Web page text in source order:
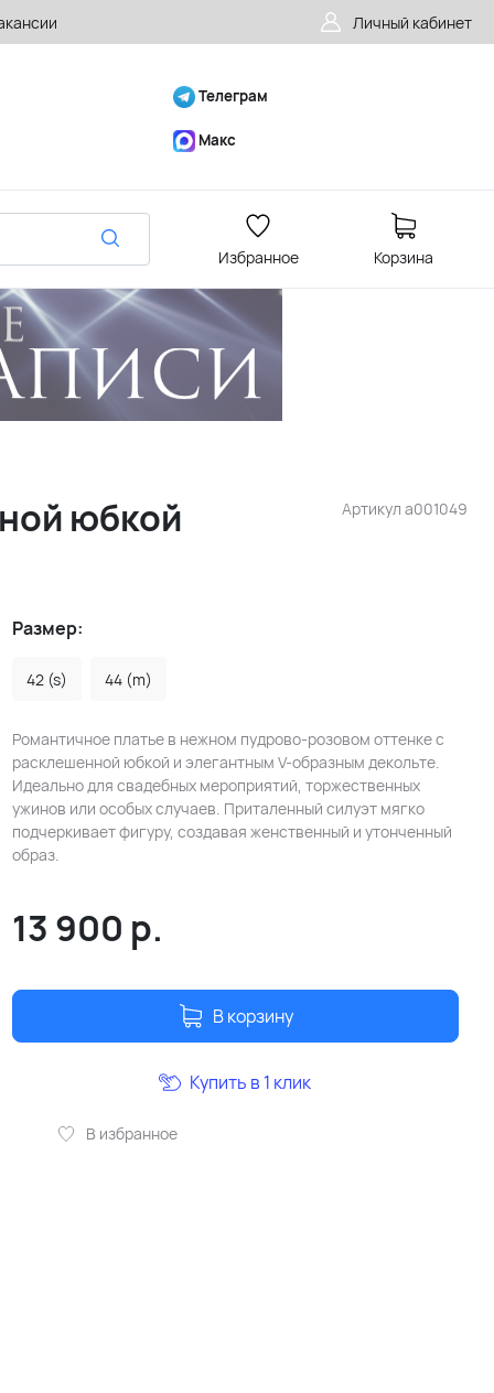
Личный кабинет
Телеграм
Макс
Избранное Корзина
Артикул a001049
юбкой
Размер:
42 (s) 44 (m)
Романтичное платье в нежном пудрово-розовом оттенке с
расклешенной юбкой и элегантным V-образным декольте.
Идеально для свадебных мероприятий, торжественных
ужинов или особых случаев. Приталенный силуэт мягко
подчеркивает фигуру, создавая женственный и утонченный
образ.
13 900 р.
В корзину
В избранное
Купить в 1 клик